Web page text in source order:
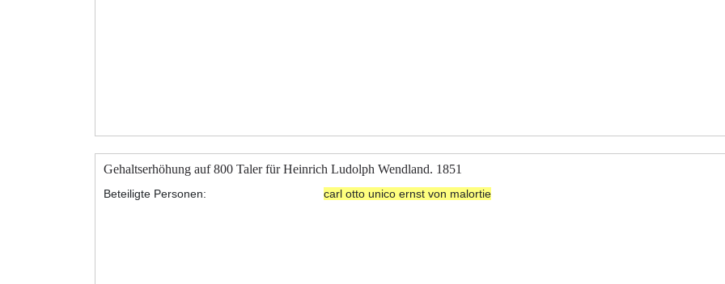
Gehaltserhöhung auf 800 Taler für Heinrich Ludolph Wendland. 1851
Beteiligte Personen: carl otto unico ernst von malortie